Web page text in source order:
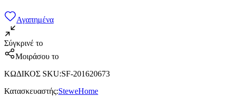
Αγαπημένα
Σύγκρινέ το
Μοιράσου το
ΚΩΔΙΚΟΣ SKU:SF-201620673
Κατασκευαστής:SteweHome